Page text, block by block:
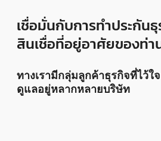
เชื่อมั่นกับการทำประกัน
สินเชื่อที่อยู่อาศัยของท่า
ทางเรามีกลุ่มลูกค้าธุรกิจที่ไว้ใ
ดูแลอยู่หลากหลายบริษัท